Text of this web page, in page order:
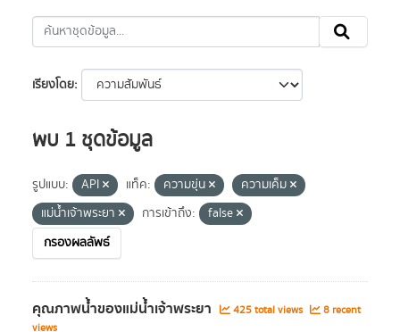
เรียงโดย
พบ 1 ชุดข้อมูล
รูปแบบ: API แท็ค: ความขุ่น
ความเค็ม
แม่น้ำเจ้าพระยา
การเข้าถึง:
false
กรองผลลัพธ์
คุณภาพน้ำของแม่น้ำเจ้าพระยา 425 total views
8 recent
views